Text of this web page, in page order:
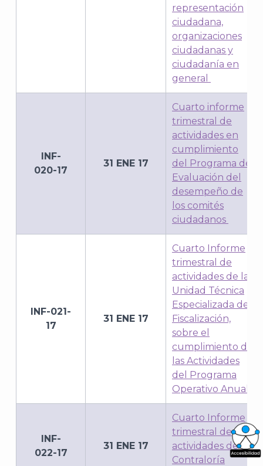
representación
ciudadana,
organizaciones
ciudadanas y
ciudadanía en
general
INF-
020-17
31 ENE 17
Cuarto informe
trimestral de
actividades en
cumplimiento
del Programa de
Evaluación del
desempeño de
los comités
ciudadanos
INF-021-
17
31 ENE 17
Cuarto Informe
trimestral de
actividades de la
Unidad Técnica
Especializada de
Fiscalización,
sobre el
cumplimiento de
las Actividades
del Programa
Operativo Anual
INF-
022-17
31 ENE 17
Cuarto Informe
trimestral de
actividades de la
Contraloría